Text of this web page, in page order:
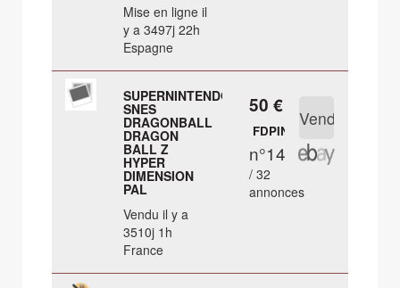
Mise en ligne il
y a 3497j 22h
Espagne
SUPERNINTENDO
SNES
DRAGONBALL
DRAGON
BALL Z
HYPER
DIMENSION
PAL
Vendu il y a
3510j 1h
France
50 €
FDPIN
n°14
/ 32
annonces